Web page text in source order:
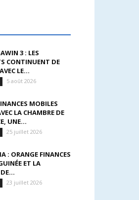
3 : LES
CONTINUENT DE
LE...
5 août 2026
MOBILES
LA CHAMBRE DE
UNE...
25 juillet 2026
: ORANGE FINANCES
ET LA
23 juillet 2026